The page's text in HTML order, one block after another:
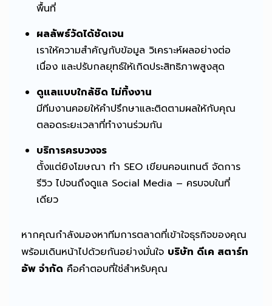
พื้นที่
ผลลัพธ์วัดได้ชัดเจน
เราให้ความสำคัญกับข้อมูล วิเคราะห์ผลอย่างต่อ
เนื่อง และปรับกลยุทธ์ให้เกิดประสิทธิภาพสูงสุด
ดูแลแบบใกล้ชิด ไม่ทิ้งงาน
มีทีมงานคอยให้คำปรึกษาและติดตามผลให้กับคุณ
ตลอดระยะเวลาที่ทำงานร่วมกัน
บริการครบวงจร
ตั้งแต่ยิงโฆษณา ทำ SEO เขียนคอนเทนต์ จัดการ
รีวิว ไปจนถึงดูแล Social Media – ครบจบในที่
เดียว
หากคุณกำลังมองหาทีมการตลาดที่เข้าใจธุรกิจของคุณ
พร้อมเดินหน้าไปด้วยกันอย่างมั่นใจ บริษัท ดีเค สตาร์ท
อัพ จำกัด คือคำตอบที่ใช่สำหรับคุณ